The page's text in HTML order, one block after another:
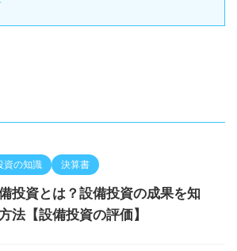
資の知識 決算書
投資とは？設備投資の成果を知
法【設備投資の評価】